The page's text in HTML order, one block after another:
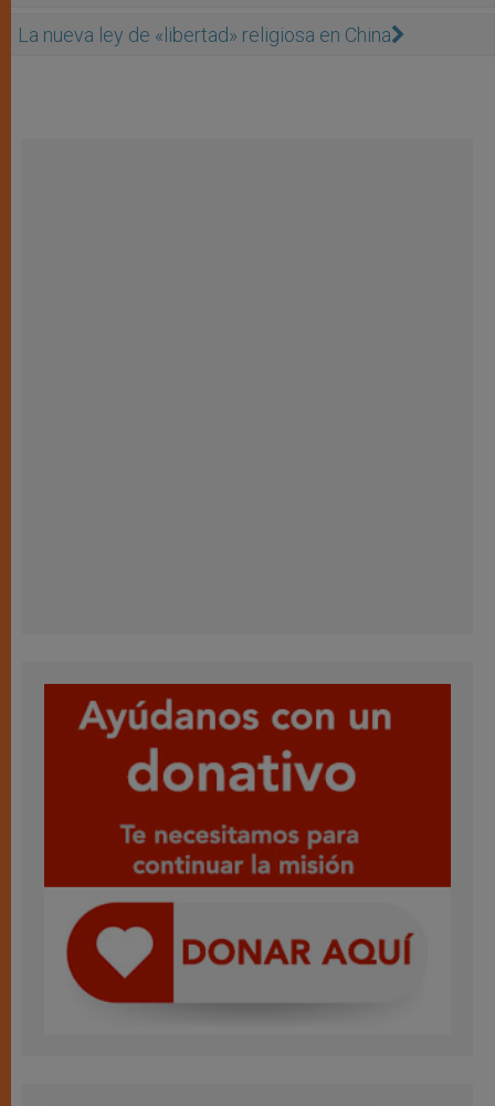
La nueva ley de «libertad» religiosa en China